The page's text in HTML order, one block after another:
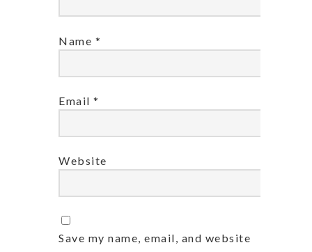
Name *
Email *
Website
Save my name, email, and website